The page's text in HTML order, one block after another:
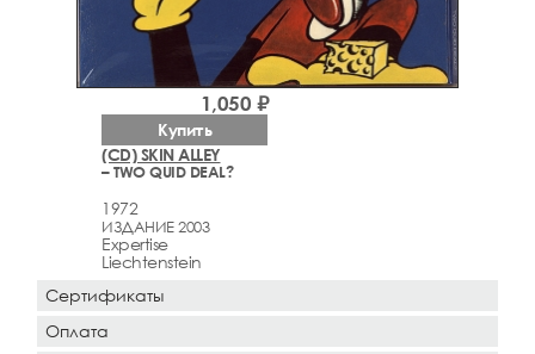
(CD) SKIN ALLEY
– TWO QUID DEAL?
1972
ИЗДАНИЕ 2003
Expertise
Liechtenstein
1,050 ₽
Купить
Сертификаты
Оплата